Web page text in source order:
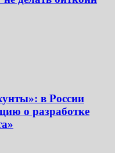
в России
о разработке